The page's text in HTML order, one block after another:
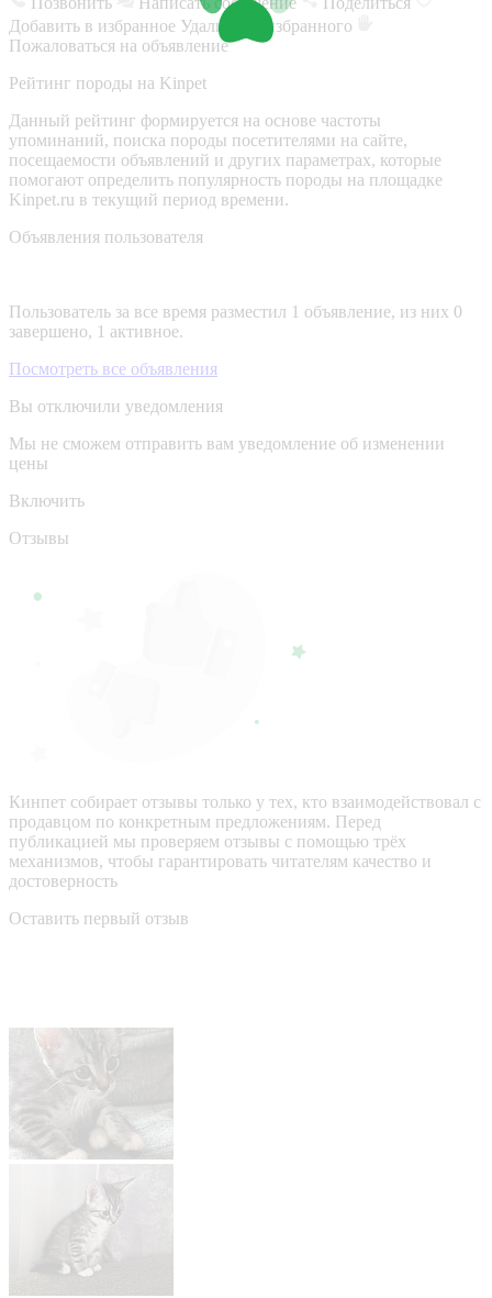
Добавить в избранное Удалить из избранного
Пожаловаться на объявление
Рейтинг породы на Kinpet
Данный рейтинг формируется на основе частоты
упоминаний, поиска породы посетителями на сайте,
посещаемости объявлений и других параметрах, которые
помогают определить популярность породы на площадке
Kinpet.ru в текущий период времени.
Объявления пользователя
Пользователь за все время разместил 1 объявление, из них 0
завершено, 1 активное.
Посмотреть все объявления
Вы отключили уведомления
Мы не сможем отправить вам уведомление об изменении
цены
Включить
Отзывы
Кинпет собирает отзывы только у тех, кто взаимодействовал с
продавцом по конкретным предложениям. Перед
публикацией мы проверяем отзывы с помощью трёх
механизмов, чтобы гарантировать читателям качество и
достоверность
Оставить первый отзыв